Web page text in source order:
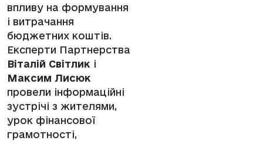
впливу на формування
і витрачання
бюджетних коштів.
Експерти Партнерства
Віталій Світлик і
Максим Лисюк
провели інформаційні
зустрічі з жителями,
урок фінансової
грамотності,